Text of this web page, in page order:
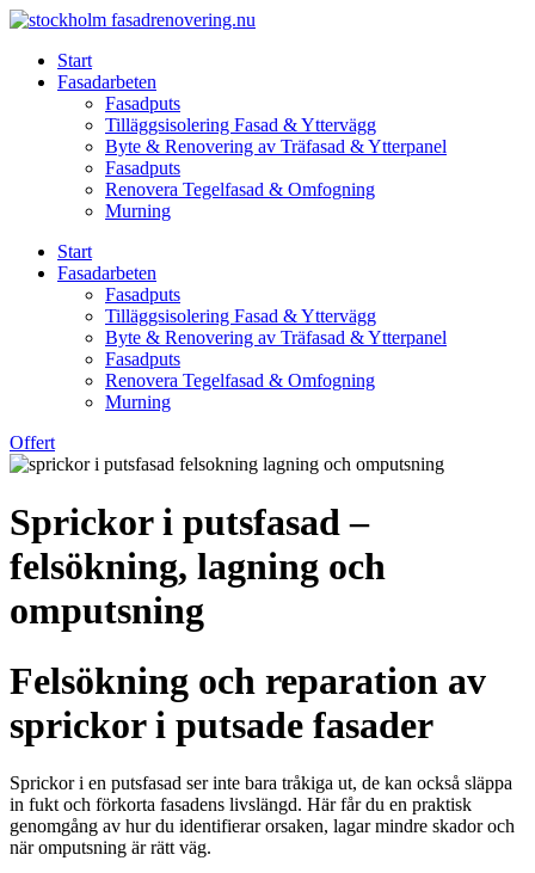
Skip
contentStart
Fasadarbeten
Fasadputs
Tilläggsisolering Fasad & Yttervägg
Byte & Renovering av Träfasad & Ytterpanel
Fasadputs
Renovera Tegelfasad & Omfogning
Murning
Start
Fasadarbeten
Fasadputs
Tilläggsisolering Fasad & Yttervägg
Byte & Renovering av Träfasad & Ytterpanel
Fasadputs
Renovera Tegelfasad & Omfogning
Murning
Offert
Sprickor i putsfasad –
felsökning, lagning och
omputsning
Felsökning och reparation av
sprickor i putsade fasader
Sprickor i en putsfasad ser inte bara tråkiga ut, de kan också släppa
in fukt och förkorta fasadens livslängd. Här får du en praktisk
genomgång av hur du identifierar orsaken, lagar mindre skador och
när omputsning är rätt väg.